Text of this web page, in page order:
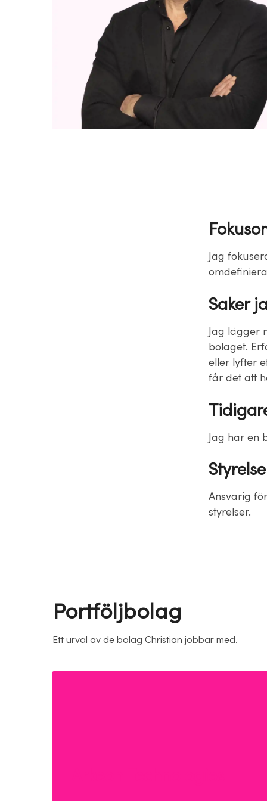
Jag
Saker
Jag lägger
bolaget.
eller lyfter
får det att
Jag har en
Ansvarig
styrelser.
Portföljbolag
Ett urval av de bolag Christian jobbar med.